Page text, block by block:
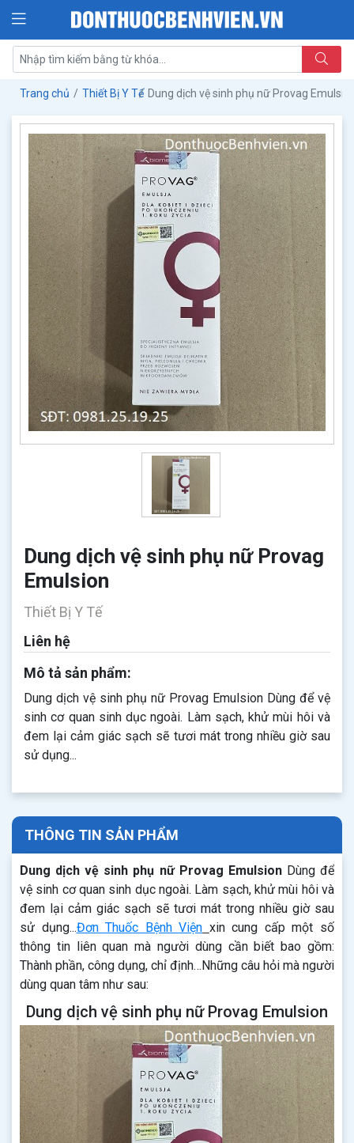
Trang chủ Thiết Bị Y Tế Dung dịch vệ sinh phụ nữ Provag
Dung dịch vệ sinh phụ nữ Provag
Emulsion
Thiết Bị Y Tế
Liên hệ
Mô tả sản phẩm:
Dung dịch vệ sinh phụ nữ Provag Emulsion Dùng để vệ
sinh cơ quan sinh dục ngoài. Làm sạch, khử mùi hôi và
đem lại cảm giác sạch sẽ tươi mát trong nhiều giờ sau
sử dụng...
THÔNG TIN SẢN PHẨM
Dung dịch vệ sinh phụ nữ Provag EmulsionDùng để
vệ sinh cơ quan sinh dục ngoài. Làm sạch, khử mùi hôi và
đem lại cảm giác sạch sẽ tươi mát trong nhiều giờ sau
sử dụng...Đơn Thuốc Bệnh Viện xin cung cấp một số
thông tin liên quan mà người dùng cần biết bao gồm:
Thành phần, công dụng, chỉ định…Những câu hỏi mà người
dùng quan tâm như sau:
Dung dịch vệ sinh phụ nữ Provag Emulsion